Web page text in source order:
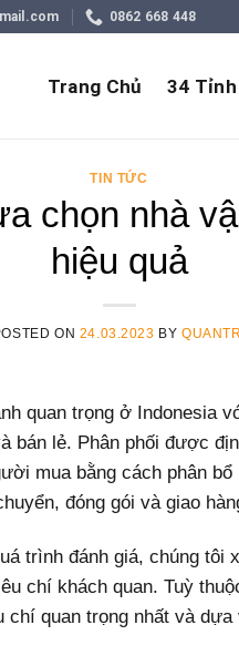
0862 668 448
Trang Chủ 34
TIN TỨC
chọn nhà
hiệu quả
ON 24.03.2023 BYQUANTRI
quan trọng ở Indonesia
bán lẻ. Phân phối được
mua bằng cách phân
đóng gói và giao
trình đánh giá, chúng tôi
chí khách quan. Tuỳ
quan trọng nhất và